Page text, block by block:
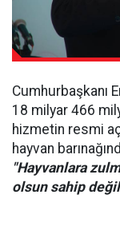
Cumhurbaşkanı
18 milyar 466
hizmetin resmi
hayvan
"Hayvanlara
olsun sahip